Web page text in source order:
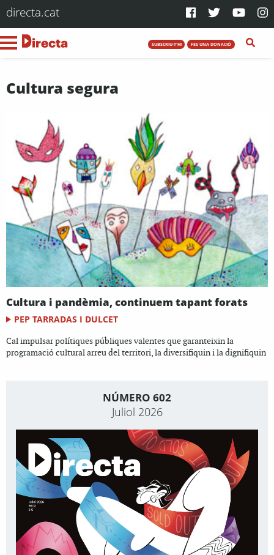
directa.cat
SUBSCRIU-T'HI FES UNA DONACIÓ
Cultura segura
Cultura i pandèmia, continuem tapant forats
PEP TARRADAS I DULCET
Cal impulsar polítiques públiques valentes que garanteixin la
programació cultural arreu del territori, la diversifiquin i la dignifiquin
NÚMERO 602
Juliol 2026